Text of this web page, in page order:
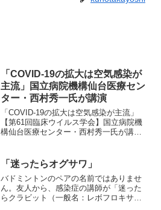
「COVID-19の拡大は空気感染が
主流」国立病院機構仙台医療セン
ター・西村秀一氏が講演
「COVID-19の拡大は空気感染が主流」
【第61回臨床ウイルス学会】国立病院機
構仙台医療センター・西村秀一氏が講演
となった第61回日本臨床ウイルス学会学
術集会のシ...
「迷ったらオグサワ」
バドミントンのペアの名前ではありませ
ん。友人から、感染症の講師が「迷った
らクラビット（一般名：レボフロキサシ